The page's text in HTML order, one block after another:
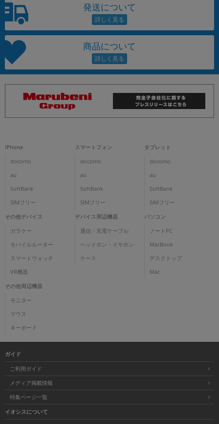
発送について
商品について
iPhone
docomo
au
SoftBank
SIMフリー
スマートフォン
docomo
au
SoftBank
SIMフリー
タブレット
docomo
au
SoftBank
SIMフリー
その他デバイス
ガラケー
モバイルルーター
スマートウォッチ
VR機器
デバイス周辺機器
通信・充電ケーブル
ヘッドホン・イヤホン
ケース
パソコン
ノートPC
MacBook
デスクトップ
Mac
その他周辺機器
モニター
マウス
キーボード
ガイド
ご利用ガイド
メディア掲載情報
特集ページ一覧
イオシスについて